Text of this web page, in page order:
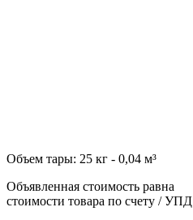
Объем тары: 25 кг - 0,04 м³
Объявленная стоимость равна
стоимости товара по счету / УПД